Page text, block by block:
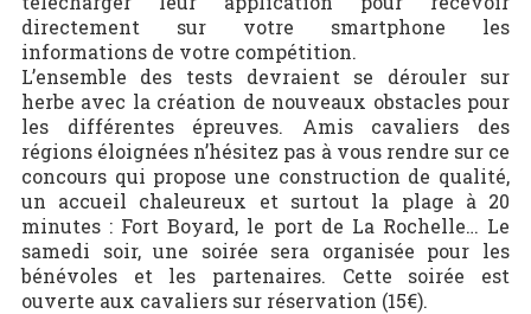
directement sur votre smartphone les
informations de votre compétition.
L’ensemble des tests devraient se dérouler sur
herbe avec la création de nouveaux obstacles pour
les différentes épreuves. Amis cavaliers des
régions éloignées n’hésitez pas à vous rendre sur ce
concours qui propose une construction de qualité,
un accueil chaleureux et surtout la plage à 20
minutes : Fort Boyard, le port de La Rochelle… Le
samedi soir, une soirée sera organisée pour les
bénévoles et les partenaires. Cette soirée est
ouverte aux cavaliers sur réservation (15€).